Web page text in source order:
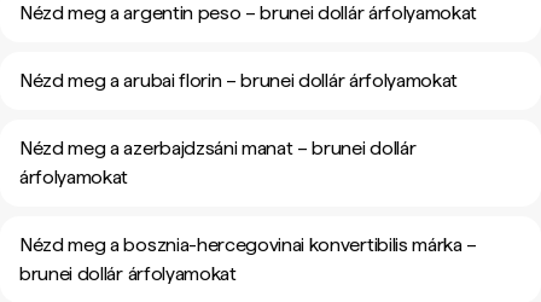
Nézd meg a argentin peso – brunei dollár árfolyamokat
Nézd meg a arubai florin – brunei dollár árfolyamokat
Nézd meg a azerbajdzsáni manat – brunei dollár
árfolyamokat
Nézd meg a bosznia-hercegovinai konvertibilis márka –
brunei dollár árfolyamokat